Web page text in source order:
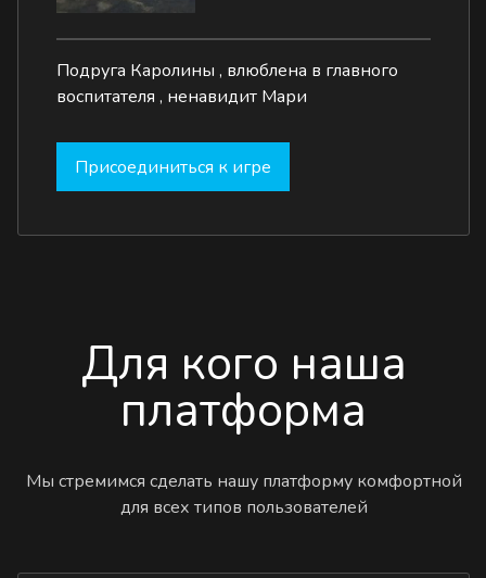
Подруга Каролины , влюблена в главного
воспитателя , ненавидит Мари
Присоединиться к игре
Для кого наша
платформа
Мы стремимся сделать нашу платформу комфортной
для всех типов пользователей